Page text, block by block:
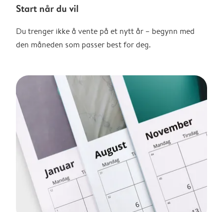
Start når du vil
Du trenger ikke å vente på et nytt år – begynn med
den måneden som passer best for deg.